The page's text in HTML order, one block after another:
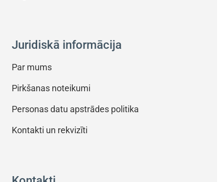
Juridiskā informācija
Par mums
Pirkšanas noteikumi
Personas datu apstrādes politika
Kontakti un rekvizīti